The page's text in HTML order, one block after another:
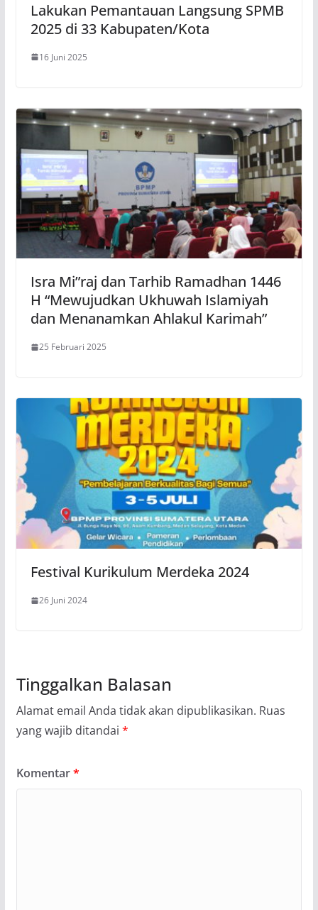
Lakukan Pemantauan Langsung SPMB
2025 di 33 Kabupaten/Kota
16 Juni 2025
Isra Mi”raj dan Tarhib Ramadhan 1446
H “Mewujudkan Ukhuwah Islamiyah
dan Menanamkan Ahlakul Karimah”
25 Februari 2025
Festival Kurikulum Merdeka 2024
26 Juni 2024
Tinggalkan Balasan
Alamat email Anda tidak akan dipublikasikan. Ruas
yang wajib ditandai *
Komentar*